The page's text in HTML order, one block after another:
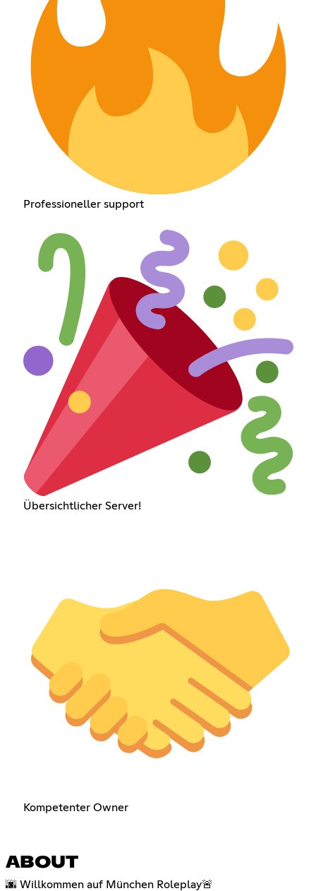
Professioneller support
Übersichtlicher Server!
Kompetenter Owner
ABOUT
🌆 Willkommen auf München Roleplay🚨